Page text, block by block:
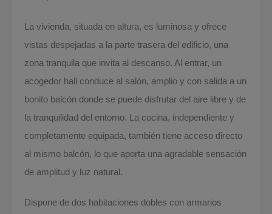
La vivienda, situada en altura, es luminosa y ofrece
vistas despejadas a la parte trasera del edificio, una
zona tranquila que invita al descanso. Al entrar, un
acogedor hall conduce al salón, amplio y con salida a un
bonito balcón donde se puede disfrutar del aire libre y de
la tranquilidad del entorno. La cocina, independiente y
completamente equipada, también tiene acceso directo
al mismo balcón, lo que aporta una agradable sensación
de amplitud y luz natural.
Dispone de dos habitaciones dobles con armarios